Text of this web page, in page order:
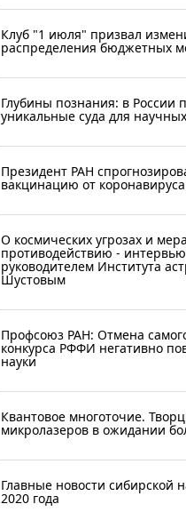
Клуб "1 июля" призвал
распределения бюджетных
Глубины познания: в России
уникальные суда для
Президент РАН
вакцинацию от коронавируса
О космических угрозах и
противодействию -
руководителем Института
Шустовым
Профсоюз РАН: Отмена
конкурса РФФИ негативно
науки
Квантовое многоточие.
микролазеров в ожидании
Главные новости сибирской
2020 года